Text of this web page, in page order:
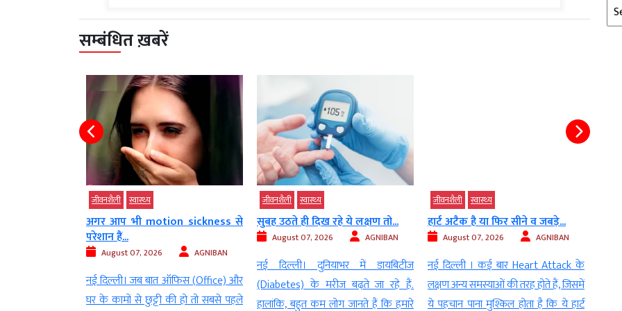
सम्बंधित ख़बरें
जीवनशैली स्‍वास्‍थ्‍य
अगर आप भी motion sickness से
परेशान हैं...
August 07, 2026 AGNIBAN
नई दिल्ली। जब बात ऑफिस (Office) और
घर के कामों से छुट्टी की हो तो सबसे पहले
जीवनशैली स्‍वास्‍थ्‍य
सुबह उठते ही दिख रहे ये लक्षण तो...
August 07, 2026 AGNIBAN
नई दिल्‍ली। दुनियाभर में डायबिटीज
(Diabetes) के मरीज बढ़ते जा रहे हैं.
हालांकि, बहुत कम लोग जानते हैं कि हमारे
जीवनशैली स्‍वास्‍थ्‍य
हार्ट अटैक है या फिर सीने व जबड़े...
August 07, 2026 AGNIBAN
नई दिल्ली । कई बार Heart Attack के
लक्षण अन्य समस्याओं की तरह होते हैं, जिसमें
ये पहचान पाना मुश्किल होता है कि ये हार्ट